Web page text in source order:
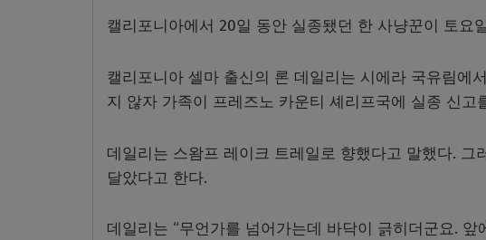
캘리포니아에서 20일 동안 실종됐던 한 사냥꾼이 토요
캘리포니아 셀마 출신의 론 데일리는 시에라 국유림에
지 않자 가족이 프레즈노 카운티 셰리프국에 실종 신고
데일리는 스왐프 레이크 트레일로 향했다고 말했다.
달았다고 한다.
데일리는 “무언가를 넘어가는데 바닥이 긁히더군요.